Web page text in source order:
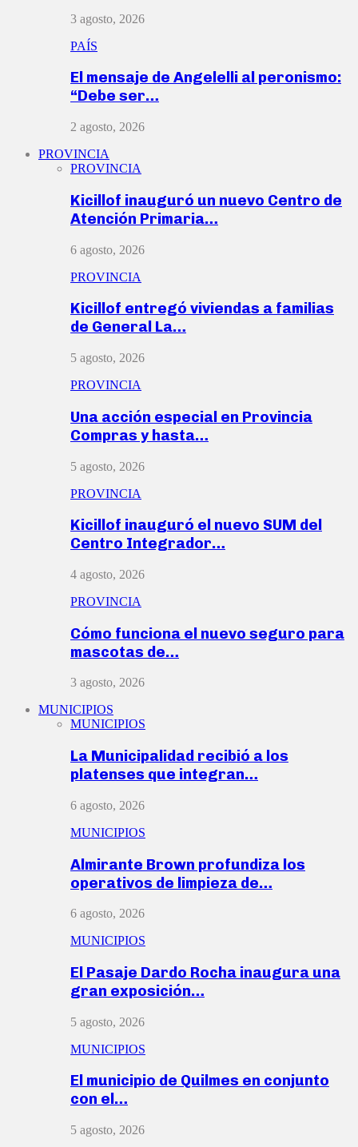
3 agosto, 2026
PAÍS
El mensaje de Angelelli al peronismo:
“Debe ser…
2 agosto, 2026
PROVINCIA
PROVINCIA
Kicillof inauguró un nuevo Centro de
Atención Primaria…
6 agosto, 2026
PROVINCIA
Kicillof entregó viviendas a familias
de General La…
5 agosto, 2026
PROVINCIA
Una acción especial en Provincia
Compras y hasta…
5 agosto, 2026
PROVINCIA
Kicillof inauguró el nuevo SUM del
Centro Integrador…
4 agosto, 2026
PROVINCIA
Cómo funciona el nuevo seguro para
mascotas de…
3 agosto, 2026
MUNICIPIOS
MUNICIPIOS
La Municipalidad recibió a los
platenses que integran…
6 agosto, 2026
MUNICIPIOS
Almirante Brown profundiza los
operativos de limpieza de…
6 agosto, 2026
MUNICIPIOS
El Pasaje Dardo Rocha inaugura una
gran exposición…
5 agosto, 2026
MUNICIPIOS
El municipio de Quilmes en conjunto
con el…
5 agosto, 2026